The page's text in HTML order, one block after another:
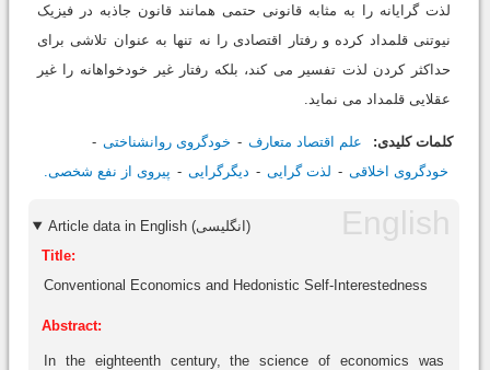
لذت گرایانه را به مثابه قانونی حتمی همانند قانون جاذبه در فیزیک
نیوتنی قلمداد کرده و رفتار اقتصادی را نه تنها به عنوان تلاشی برای
حداکثر کردن لذت تفسیر می کند، بلکه رفتار غیر خودخواهانه را غیر
عقلایی قلمداد می نماید.
کلمات کلیدی: علم اقتصاد متعارف
خودگروی روانشناختی
خودگروی اخلاقی
لذت گرایی دیگرگرایی پیروی از نفع شخصی.
Article data in English (انگلیسی)
Title:
Conventional Economics and Hedonistic Self-Interestedness
Abstract:
In the eighteenth century, the science of economics was